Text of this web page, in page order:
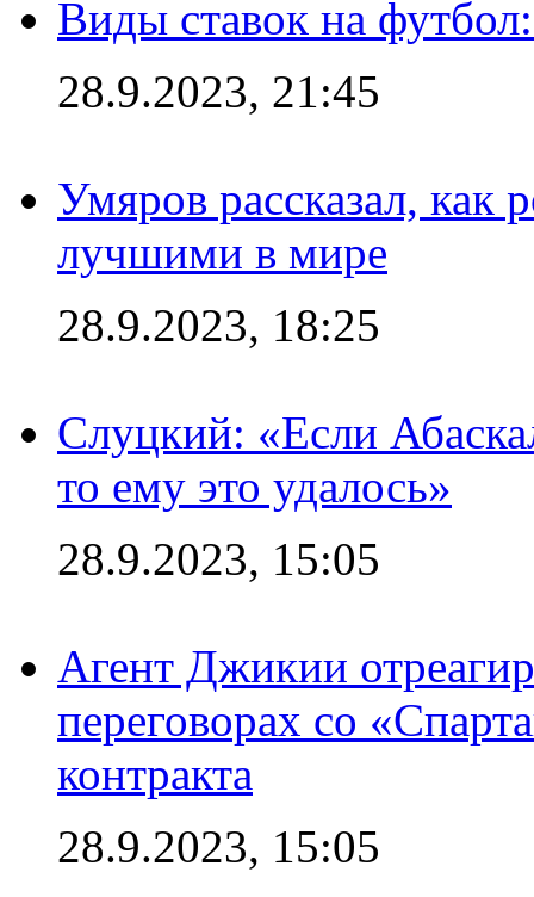
Виды ставок на
28.9.2023, 21:45
Умяров рассказал, как
лучшими в мире
28.9.2023, 18:25
Слуцкий: «Если
то ему это удалось»
28.9.2023, 15:05
Агент Джикии
переговорах со
контракта
28.9.2023, 15:05